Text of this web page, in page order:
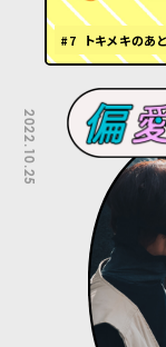
#7 トキメキのあと
2022.10.25